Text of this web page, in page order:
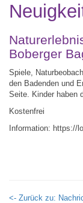
Boberger
Spiele,
den Badenden und
Seite. Kinder haben
Kostenfrei
Information: https://
<- Zurück zu: